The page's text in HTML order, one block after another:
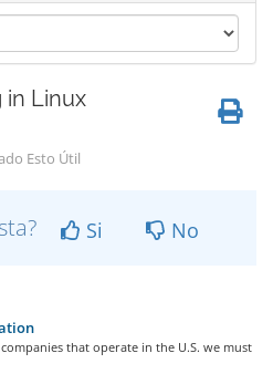
in Linux
Esto Útil
Si No
that operate in the U.S. we must